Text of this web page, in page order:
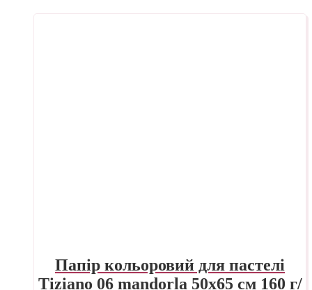
Папір кольоровий для пастелі
Tiziano 06 mandorla 50х65 см 160 г/